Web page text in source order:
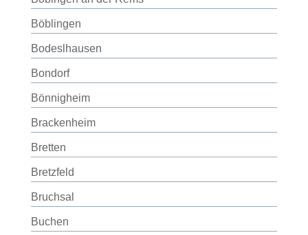
Böblingen
Bodeslhausen
Bondorf
Bönnigheim
Brackenheim
Bretten
Bretzfeld
Bruchsal
Buchen